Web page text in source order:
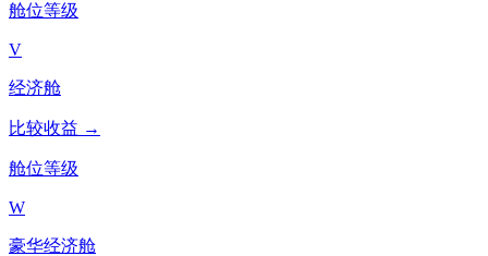
舱位等级
V
经济舱
比较收益 →
舱位等级
W
豪华经济舱